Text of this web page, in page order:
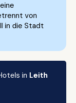
von
in die Stadt
in Leith